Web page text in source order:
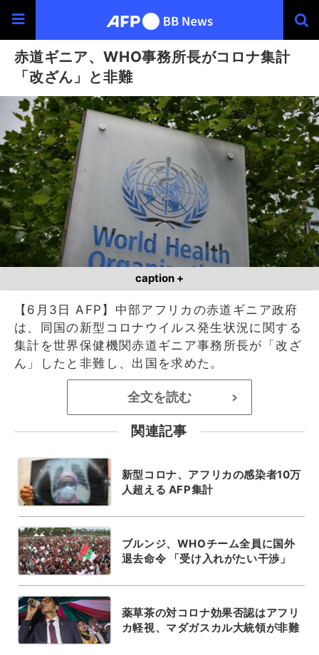
赤道ギニア、WHO事務所長がコロナ集計
「改ざん」と非難
caption +
【6月3日 AFP】中部アフリカの赤道ギニア政府
は、同国の新型コロナウイルス発生状況に関する
集計を世界保健機関赤道ギニア事務所長が「改ざ
ん」したと非難し、出国を求めた。
全文を読む >
関連記事
新型コロナ、アフリカの感染者10万
人超える AFP集計
ブルンジ、WHOチーム全員に国外
退去命令 「受け入れがたい干渉」
薬草茶の対コロナ効果否認はアフリ
カ軽視、マダガスカル大統領が非難